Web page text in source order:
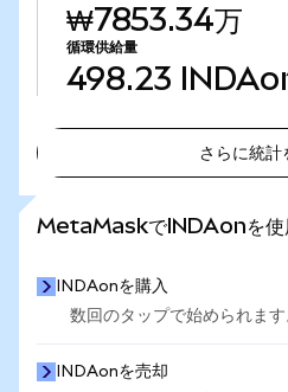
₩7853.34万
循環供給量
498.23
さらに統計
MetaMaskでINDAonを使
INDAonを購入
数回のタップで始められます
INDAonを売却